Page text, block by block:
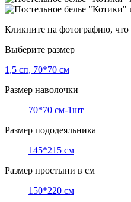
Кликните на фотографию,
Выберите размер
1,5 сп, 70*70 см
Размер наволочки
70*70 см-1шт
Размер пододеяльника
145*215 см
Размер простыни в см
150*220 см